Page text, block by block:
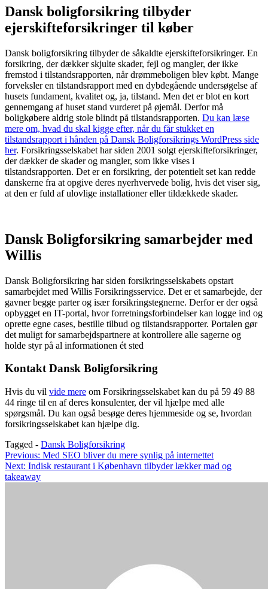
Dansk boligforsikring tilbyder
ejerskifteforsikringer til køber
Dansk boligforsikring tilbyder de såkaldte ejerskifteforsikringer. En
forsikring, der dækker skjulte skader, fejl og mangler, der ikke
fremstod i tilstandsrapporten, når drømmeboligen blev købt. Mange
forveksler en tilstandsrapport med en dybdegående undersøgelse af
husets fundament, kvalitet og, ja, tilstand. Men det er blot en kort
gennemgang af huset stand vurderet på øjemål. Derfor må
boligkøbere aldrig stole blindt på tilstandsrapporten. Du kan læse
mere om, hvad du skal kigge efter, når du får stukket en
tilstandsrapport i hånden på Dansk Boligforsikrings WordPress side
her. Forsikringsselskabet har siden 2001 solgt ejerskifteforsikringer,
der dækker de skader og mangler, som ikke vises i
tilstandsrapporten. Det er en forsikring, der potentielt set kan redde
danskerne fra at opgive deres nyerhvervede bolig, hvis det viser sig,
at den er fuld af ulovlige installationer eller tildækkede skader.
Dansk Boligforsikring samarbejder med
Willis
Dansk Boligforsikring har siden forsikringsselskabets opstart
samarbejdet med Willis Forsikringsservice. Det er et samarbejde, der
gavner begge parter og især forsikringstegnerne. Derfor er der også
opbygget en IT-portal, hvor forretningsforbindelser kan logge ind og
oprette egne cases, bestille tilbud og tilstandsrapporter. Portalen gør
det muligt for samarbejdspartnere at kontrollere alle sagerne og
holde styr på al informationen ét sted
Kontakt Dansk Boligforsikring
Hvis du vil vide mere om Forsikringsselskabet kan du på 59 49 88
44 ringe til en af deres konsulenter, der vil hjælpe med alle
spørgsmål. Du kan også besøge deres hjemmeside og se, hvordan
forsikringsselskabet kan hjælpe dig.
Tagged - Dansk Boligforsikring
Indlægsnavigation
Previous: Med SEO bliver du mere synlig på internettet
Next: Indisk restaurant i København tilbyder lækker mad og
takeaway